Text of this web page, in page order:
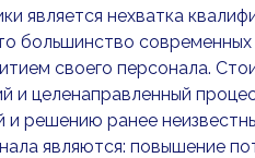
является нехватка
большинство современных
своего персонала.
и целенаправленный
решению ранее
являются: повышение